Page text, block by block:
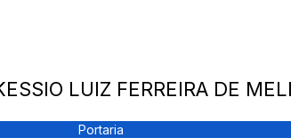
LUIZ FERREIRA DE
Portaria